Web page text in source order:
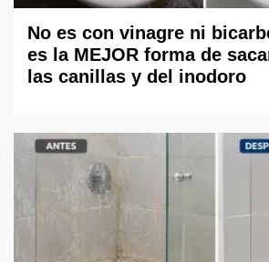
No es con vinagre ni
es la MEJOR forma de
las canillas y del inodoro